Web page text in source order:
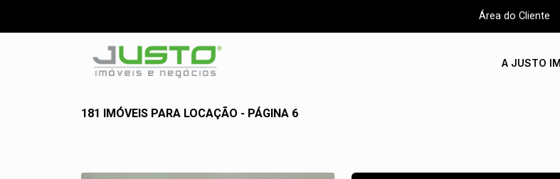
Área do Cliente
A JUSTO
181 IMÓVEIS PARA LOCAÇÃO - PÁGINA 6